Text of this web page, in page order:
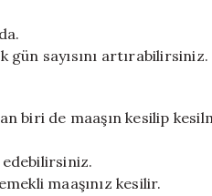
sayısını artırabilirsiniz.
biri de maaşın kesilip
edebilirsiniz.
maaşınız kesilir.